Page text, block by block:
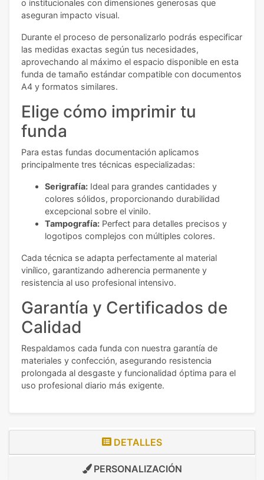
o institucionales con dimensiones generosas que
aseguran impacto visual.
Durante el proceso de personalizarlo podrás especificar
las medidas exactas según tus necesidades,
aprovechando al máximo el espacio disponible en esta
funda de tamaño estándar compatible con documentos
A4 y formatos similares.
Elige cómo imprimir tu
funda
Para estas fundas documentación aplicamos
principalmente tres técnicas especializadas:
Serigrafía: Ideal para grandes cantidades y
colores sólidos, proporcionando durabilidad
excepcional sobre el vinilo.
Tampografía: Perfect para detalles precisos y
logotipos complejos con múltiples colores.
Cada técnica se adapta perfectamente al material
vinílico, garantizando adherencia permanente y
resistencia al uso profesional intensivo.
Garantía y Certificados de
Calidad
Respaldamos cada funda con nuestra garantía de
materiales y confección, asegurando resistencia
prolongada al desgaste y funcionalidad óptima para el
uso profesional diario más exigente.
DETALLES
PERSONALIZACIÓN